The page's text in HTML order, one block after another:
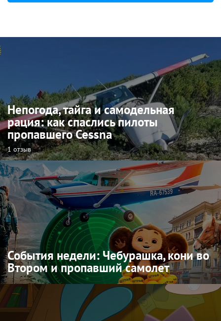
Непогода, тайга и самодельная
рация: как спаслись пилоты
пропавшего Cessna
1 отзыв
События недели: Чебурашка, кони во
Втором и пропавший самолет